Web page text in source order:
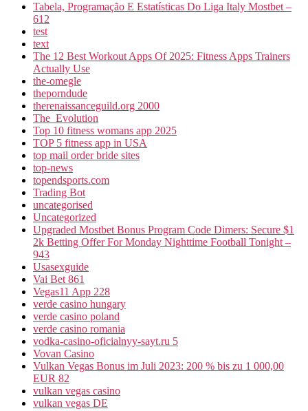
Tabela, Programação E Estatísticas Do Liga Italy Mostbet –
612
test
text
The 12 Best Workout Apps Of 2025: Fitness Apps Trainers
Actually Use
the-omegle
theporndude
therenaissanceguild.org 2000
The_Evolution
Top 10 fitness womans app 2025
TOP 5 fitness app in USA
top mail order bride sites
top-news
topendsports.com
Trading Bot
uncategorised
Uncategorized
Upgraded Mostbet Bonus Program Code Dimers: Secure $1
2k Betting Offer For Monday Nighttime Football Tonight –
943
Usasexguide
Vai Bet 861
Vegas11 App 228
verde casino hungary
verde casino poland
verde casino romania
vodka-casino-oficialnyy-sayt.ru 5
Vovan Casino
Vulkan Vegas Bonus im Juli 2023: 200 % bis zu 1 000,00
EUR 82
vulkan vegas casino
vulkan vegas DE